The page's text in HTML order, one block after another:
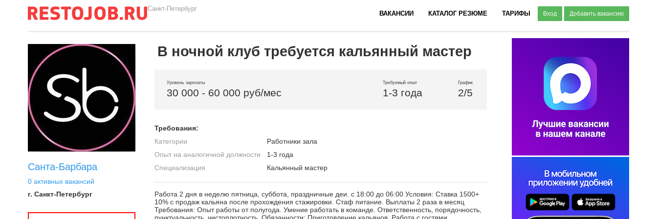
Санкт-Петербург
ВАКАНСИИ КАТАЛОГ РЕЗЮМЕ ТАРИФЫ Вход Добавить вакансию
Санта-Барбара
0 активных вакансий
г. Санкт-Петербург
В ночной клуб требуется кальянный мастер
Уровень зарплаты
30 000 - 60 000 руб/мес
Требуемый опыт
1-3 года
График
2/5
Требования:
Категории
Работники зала
Опыт на аналогичной должности
1-3 года
Специализация
Кальянный мастер
Работа 2 дня в неделю пятница, суббота, праздничные деи. с 18:00 до 06:00 Условия: Ставка 1500+
10% с продаж кальяна после прохождения стажировки. Стаф питание. Выплаты 2 раза в месяц
Требования: Опыт работы от полугода. Умение работать в команде. Ответственность, порядочность,